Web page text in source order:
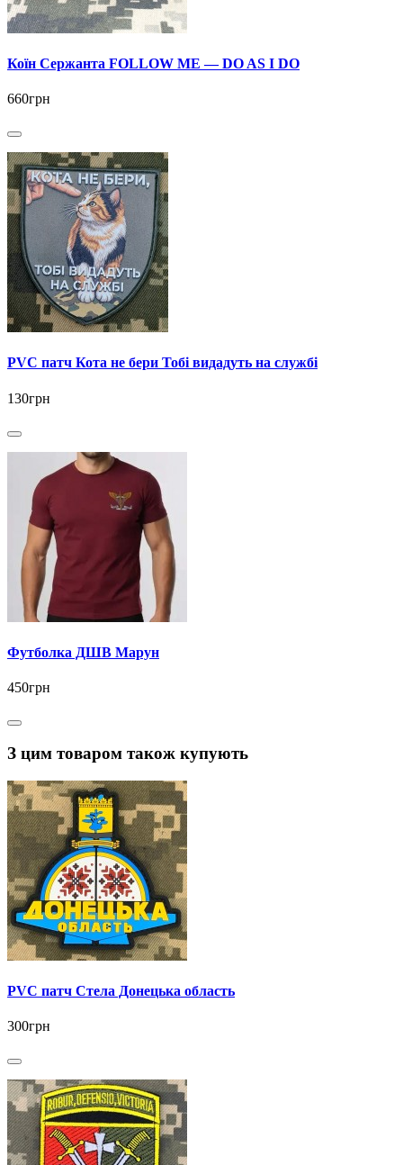
Коїн Сержанта FOLLOW ME — DO AS I DO
660грн
PVC патч Кота не бери Тобі видадуть на службі
130грн
Футболка ДШВ Марун
450грн
З цим товаром також купують
PVC патч Стела Донецька область
300грн